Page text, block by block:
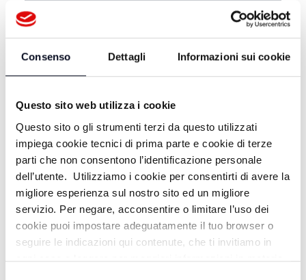
Consenso Dettagli Informazioni sui cookie
Questo sito web utilizza i cookie
Questo sito o gli strumenti terzi da questo utilizzati
impiega cookie tecnici di prima parte e cookie di terze
parti che non consentono l’identificazione personale
dell’utente. Utilizziamo i cookie per consentirti di avere la
migliore esperienza sul nostro sito ed un migliore
servizio. Per negare, acconsentire o limitare l’uso dei
cookie puoi impostare adeguatamente il tuo browser o
seguire le indicazioni qui contenute, che ti invitiamo in
ogni caso a leggere per maggiori informazioni in materia
RIMINI: TERRAZZA DELLA DOLCE
ALTRE NOTIZIE TUTTE LE NOTIZIE